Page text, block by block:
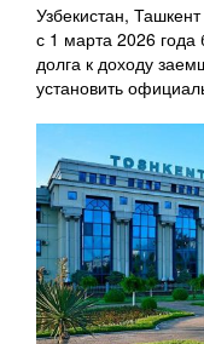
Узбекистан,
с 1 марта 2026 года
долга к доходу
установить